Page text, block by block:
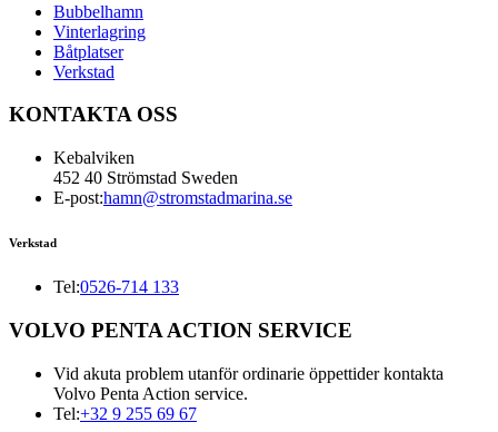
Bubbelhamn
Vinterlagring
Båtplatser
Verkstad
KONTAKTA OSS
Kebalviken
452 40 Strömstad Sweden
E-post:hamn@stromstadmarina.se
Verkstad
Tel:0526-714 133
VOLVO PENTA ACTION SERVICE
Vid akuta problem utanför ordinarie öppettider kontakta
Volvo Penta Action service.
Tel:+32 9 255 69 67